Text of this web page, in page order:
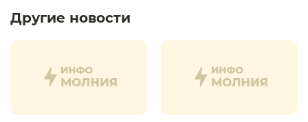
Другие новости